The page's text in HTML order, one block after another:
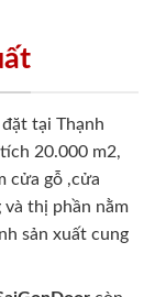
tại Thạnh
20.000 m2,
cửa gỗ ,cửa
và thị phần nằm
sản xuất cung